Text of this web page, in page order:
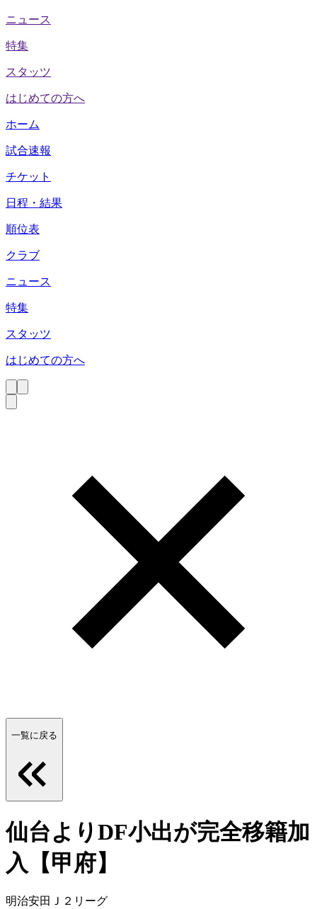
ニュース
特集
スタッツ
はじめての方へ
ホーム
試合速報
チケット
日程・結果
順位表
クラブ
ニュース
特集
スタッツ
はじめての方へ
一覧に戻る
仙台よりDF小出が完全移籍加
入【甲府】
明治安田Ｊ２リーグ